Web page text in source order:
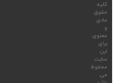
کلیه
حقوق
مادی
و
معنوی
برای
این
سایت
محفوظ
می